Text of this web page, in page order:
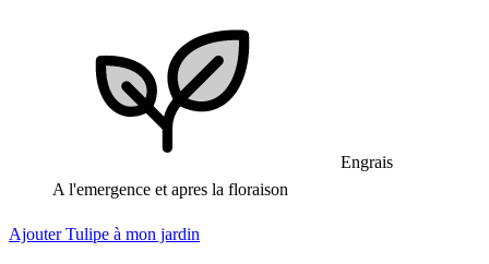
Engrais
A l'emergence et apres la floraison
Ajouter Tulipe à mon jardin